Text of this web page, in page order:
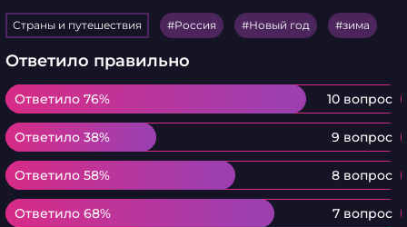
Страны и путешествия Россия Новый год зима
Ответило правильно
Ответило 76% 10 вопрос
Ответило 76%
Ответило 38% 9 вопрос
Ответило 38%
Ответило 58% 8 вопрос
Ответило 58%
Ответило 68% 7 вопрос
Ответило 68%